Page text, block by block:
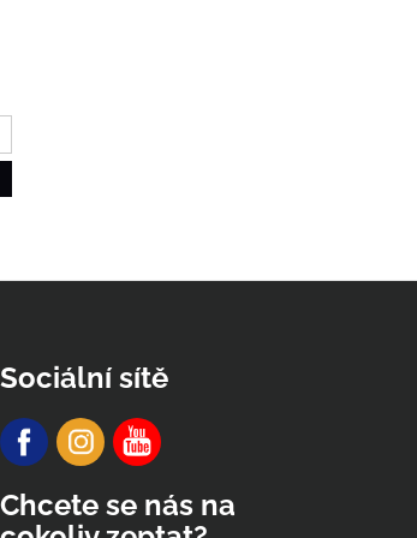
Sociální sítě
Chcete se nás na